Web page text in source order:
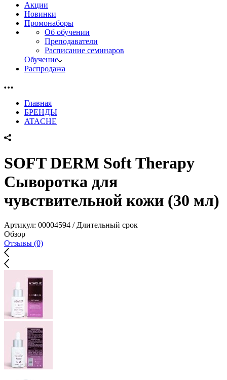
Акции
Новинки
Промонаборы
Об обучении
Преподаватели
Расписание семинаров
Обучение
Распродажа
Главная
БРЕНДЫ
ATACHE
SOFT DERM Soft Therapy
Сыворотка для
чувствительной кожи (30 мл)
Артикул: 00004594 / Длительный срок
Обзор
Отзывы (0)